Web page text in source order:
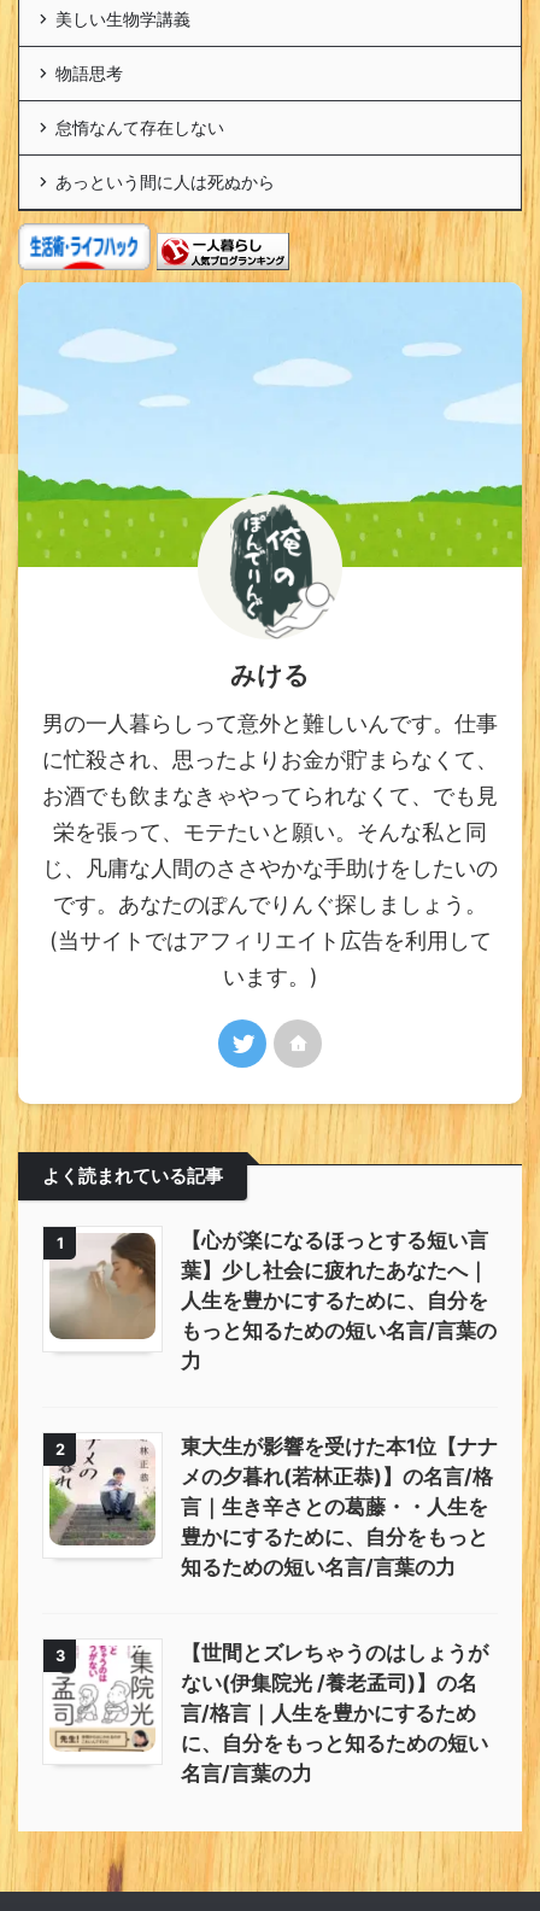
美しい生物学講義
物語思考
怠惰なんて存在しない
あっという間に人は死ぬから
みける
男の一人暮らしって意外と難しいんです。仕事
に忙殺され、思ったよりお金が貯まらなくて、
お酒でも飲まなきゃやってられなくて、でも見
栄を張って、モテたいと願い。そんな私と同
じ、凡庸な人間のささやかな手助けをしたいの
です。あなたのぽんでりんぐ探しましょう。
(当サイトではアフィリエイト広告を利用して
います。)
よく読まれている記事
1
【心が楽になるほっとする短い言
葉】少し社会に疲れたあなたへ｜
人生を豊かにするために、自分を
もっと知るための短い名言/言葉の
力
2
東大生が影響を受けた本1位【ナナ
メの夕暮れ(若林正恭)】の名言/格
言｜生き辛さとの葛藤・・人生を
豊かにするために、自分をもっと
知るための短い名言/言葉の力
3
【世間とズレちゃうのはしょうが
ない(伊集院光 /養老孟司)】の名
言/格言｜人生を豊かにするため
に、自分をもっと知るための短い
名言/言葉の力